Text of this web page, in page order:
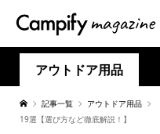
アウトドア用品
記事一覧 アウトドア用品
19選【選び方など徹底解説！】